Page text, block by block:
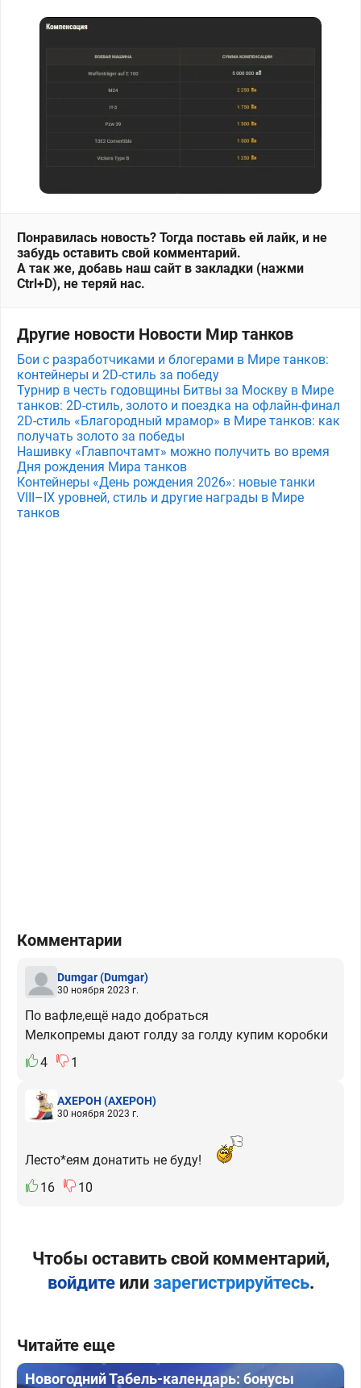
Понравилась новость? Тогда поставь ей лайк, и не
забудь оставить свой комментарий.
А так же, добавь наш сайт в закладки (нажми
Ctrl+D), не теряй нас.
Другие новости Новости Мир танков
Бои с разработчиками и блогерами в Мире танков:
контейнеры и 2D-стиль за победу
Турнир в честь годовщины Битвы за Москву в Мире
танков: 2D-стиль, золото и поездка на офлайн-финал
2D-стиль «Благородный мрамор» в Мире танков: как
получать золото за победы
Нашивку «Главпочтамт» можно получить во время
Дня рождения Мира танков
Контейнеры «День рождения 2026»: новые танки
VIII–IX уровней, стиль и другие награды в Мире
танков
Комментарии
Dumgar(Dumgar)
30 ноября 2023 г.
По вафле,ещё надо добраться
Мелкопремы дают голду за голду купим коробки
4
1
АХЕРОН (АХЕРОН)
30 ноября 2023 г.
Лесто*еям донатить не буду!
16
10
Чтобы оставить свой комментарий,
войдитеили зарегистрируйтесь.
Читайте еще
Новогодний Табель-календарь: бонусы